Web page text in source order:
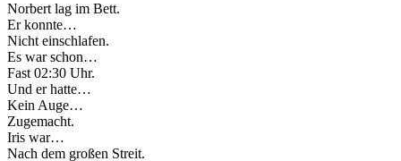
Norbert lag im Bett.
Er konnte…
Nicht einschlafen.
Es war schon…
Fast 02:30 Uhr.
Und er hatte…
Kein Auge…
Zugemacht.
Iris war…
Nach dem großen Streit.